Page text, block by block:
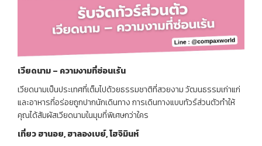
เวียดนาม – ความงามที่ซ่อนเร้น
เวียดนามเป็นประเทศที่เต็มไปด้วยธรรมชาติที่สวยงาม วัฒนธรรมเก่าแก่
และอาหารที่อร่อยถูกปากนักเดินทาง การเดินทางแบบทัวร์ส่วนตัวทำให้
คุณได้สัมผัสเวียดนามในมุมที่พิเศษกว่าใคร
เที่ยว ฮานอย,ฮาลองเบย์,โฮจิมินห์